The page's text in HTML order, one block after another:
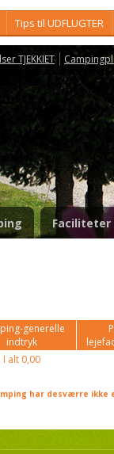
Tips til UDFLUGTER
TJEKKIET
Faciliteter
generelle
indtryk
I alt 0,00
har desværre